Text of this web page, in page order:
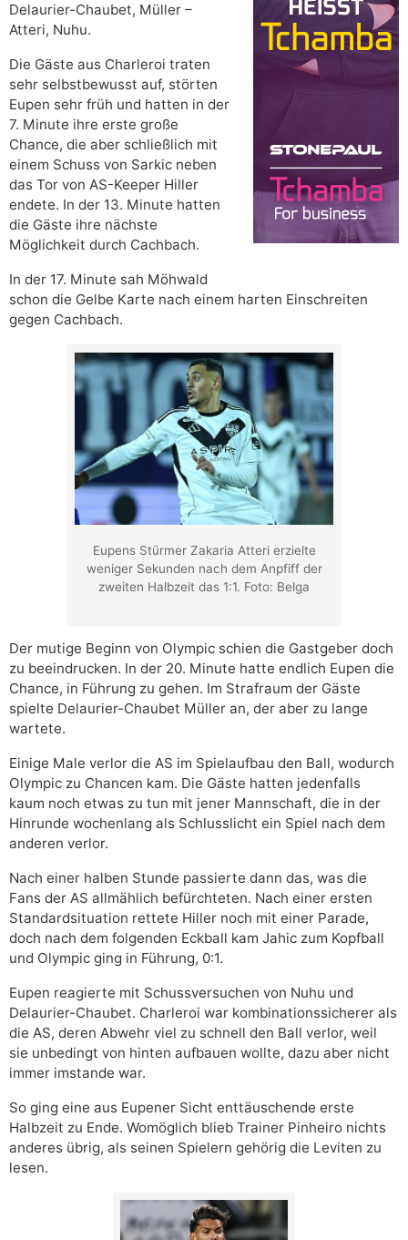
Delaurier-Chaubet, Müller –
Atteri, Nuhu.
Die Gäste aus Charleroi traten
sehr selbstbewusst auf, störten
Eupen sehr früh und hatten in der
7. Minute ihre erste große
Chance, die aber schließlich mit
einem Schuss von Sarkic neben
das Tor von AS-Keeper Hiller
endete. In der 13. Minute hatten
die Gäste ihre nächste
Möglichkeit durch Cachbach.
In der 17. Minute sah Möhwald
schon die Gelbe Karte nach einem harten Einschreiten
gegen Cachbach.
Eupens Stürmer Zakaria Atteri erzielte
weniger Sekunden nach dem Anpfiff der
zweiten Halbzeit das 1:1. Foto: Belga
Der mutige Beginn von Olympic schien die Gastgeber doch
zu beeindrucken. In der 20. Minute hatte endlich Eupen die
Chance, in Führung zu gehen. Im Strafraum der Gäste
spielte Delaurier-Chaubet Müller an, der aber zu lange
wartete.
Einige Male verlor die AS im Spielaufbau den Ball, wodurch
Olympic zu Chancen kam. Die Gäste hatten jedenfalls
kaum noch etwas zu tun mit jener Mannschaft, die in der
Hinrunde wochenlang als Schlusslicht ein Spiel nach dem
anderen verlor.
Nach einer halben Stunde passierte dann das, was die
Fans der AS allmählich befürchteten. Nach einer ersten
Standardsituation rettete Hiller noch mit einer Parade,
doch nach dem folgenden Eckball kam Jahic zum Kopfball
und Olympic ging in Führung, 0:1.
Eupen reagierte mit Schussversuchen von Nuhu und
Delaurier-Chaubet. Charleroi war kombinationssicherer als
die AS, deren Abwehr viel zu schnell den Ball verlor, weil
sie unbedingt von hinten aufbauen wollte, dazu aber nicht
immer imstande war.
So ging eine aus Eupener Sicht enttäuschende erste
Halbzeit zu Ende. Womöglich blieb Trainer Pinheiro nichts
anderes übrig, als seinen Spielern gehörig die Leviten zu
lesen.